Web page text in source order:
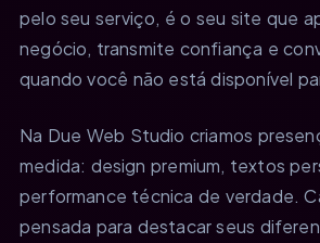
pelo seu serviço, é o seu site que
negócio, transmite confiança e
quando você não está disponível
Na Due Web Studio criamos
medida: design premium, textos
performance técnica de verdade.
pensada para destacar seus